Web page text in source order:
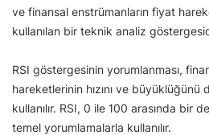
ve finansal enstrümanların fiyat
kullanılan bir teknik analiz
RSI göstergesinin yorumlanması,
hareketlerinin hızını ve
kullanılır. RSI, 0 ile 100 arasında bir
temel yorumlamalarla kullanılır.